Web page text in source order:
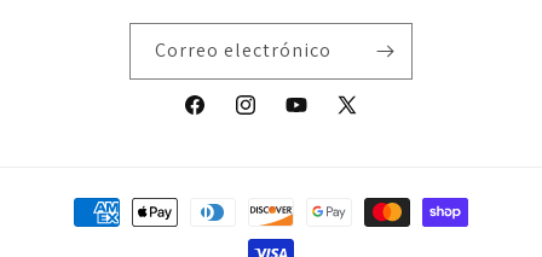
Correo electrónico
FacebookInstagramYouTube
X
Formas